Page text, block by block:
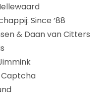
Since ’88
& Daan van Citters